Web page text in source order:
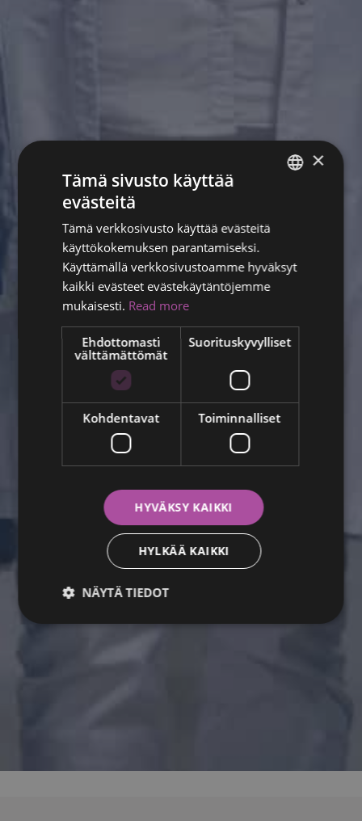
×
Tämä sivusto käyttää
evästeitä
Tämä verkkosivusto käyttää evästeitä
käyttökokemuksen parantamiseksi.
Käyttämällä verkkosivustoamme hyväksyt
kaikki evästeet evästekäytäntöjemme
mukaisesti. Read more
Ehdottomasti
välttämättömät
Suorituskyvylliset
Kohdentavat Toiminnalliset
HYVÄKSY KAIKKI
HYLKÄÄ KAIKKI
NÄYTÄ TIEDOT